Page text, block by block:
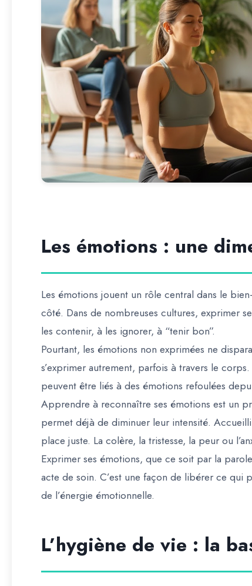
Les émotions : une
Les émotions jouent un rôle central dans le
côté. Dans de nombreuses cultures, exprimer
les contenir, à les ignorer, à “tenir bon”.
Pourtant, les émotions non exprimées ne
s’exprimer autrement, parfois à travers le
peuvent être liés à des émotions refoulées
Apprendre à reconnaître ses émotions est un
permet déjà de diminuer leur intensité.
place juste. La colère, la tristesse, la peur ou
Exprimer ses émotions, que ce soit par la
acte de soin. C’est une façon de libérer ce qui
de l’énergie émotionnelle.
L’hygiène de vie : la